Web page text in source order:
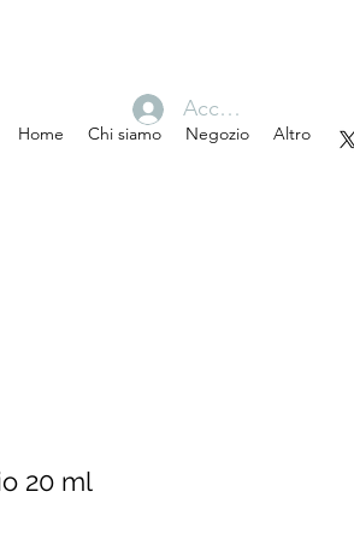
Home Chi siamo Negozio Altro
Accedi
20 ml